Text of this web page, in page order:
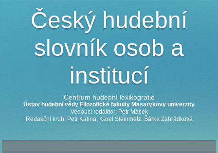
Český hudební
slovník osob a
institucí
Centrum hudební lexikografie
Ústav hudební vědy Filozofické fakulty Masarykovy univerzity
Vedoucí redaktor: Petr Macek
Redakční kruh: Petr Kalina, Karel Steinmetz, Šárka Zahrádková